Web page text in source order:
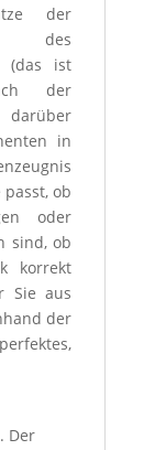
der
des
(das ist
der
in
ob
oder
sind, ob
korrekt
Sie aus
der
Der